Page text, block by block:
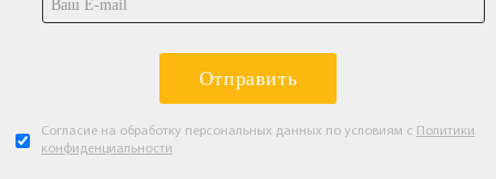
Отправить
Согласие на обработку персональных данных по условиям с Политики
конфиденциальности